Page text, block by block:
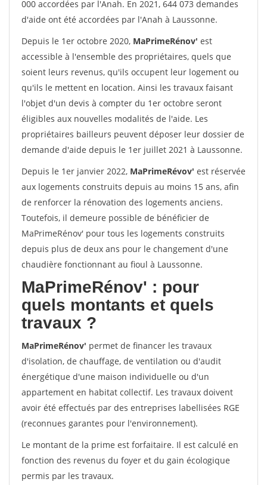
000 accordées par l'Anah. En 2021, 644 073 demandes
d'aide ont été accordées par l'Anah à Laussonne.
Depuis le 1er octobre 2020, MaPrimeRénov' est
accessible à l'ensemble des propriétaires, quels que
soient leurs revenus, qu'ils occupent leur logement ou
qu'ils le mettent en location. Ainsi les travaux faisant
l'objet d'un devis à compter du 1er octobre seront
éligibles aux nouvelles modalités de l'aide. Les
propriétaires bailleurs peuvent déposer leur dossier de
demande d'aide depuis le 1er juillet 2021 à Laussonne.
Depuis le 1er janvier 2022, MaPrimeRévov' est réservée
aux logements construits depuis au moins 15 ans, afin
de renforcer la rénovation des logements anciens.
Toutefois, il demeure possible de bénéficier de
MaPrimeRénov' pour tous les logements construits
depuis plus de deux ans pour le changement d'une
chaudière fonctionnant au fioul à Laussonne.
MaPrimeRénov' : pour
quels montants et quels
travaux ?
MaPrimeRénov' permet de financer les travaux
d'isolation, de chauffage, de ventilation ou d'audit
énergétique d'une maison individuelle ou d'un
appartement en habitat collectif. Les travaux doivent
avoir été effectués par des entreprises labellisées RGE
(reconnues garantes pour l'environnement).
Le montant de la prime est forfaitaire. Il est calculé en
fonction des revenus du foyer et du gain écologique
permis par les travaux.